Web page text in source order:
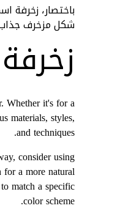
باختصار، زخرفة
شكل مزخرف
Whether it's for a
materials, styles,
and techniques.
consider using
a more natural
match a specific
color scheme.